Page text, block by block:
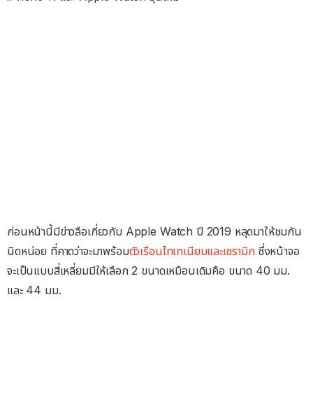
ก่อนหน้านี้มีข่าวลือเกี่ยวกับ Apple Watch ปี 2019 หลุดมาให้ชมกัน
นิดหน่อย ที่คาดว่าจะมาพร้อมตัวเรือนไทเทเนียมและเซรามิกซึ่งหน้าจอ
จะเป็นแบบสี่เหลี่ยมมีให้เลือก 2 ขนาดเหมือนเดิมคือ ขนาด 40 มม.
และ 44 มม.